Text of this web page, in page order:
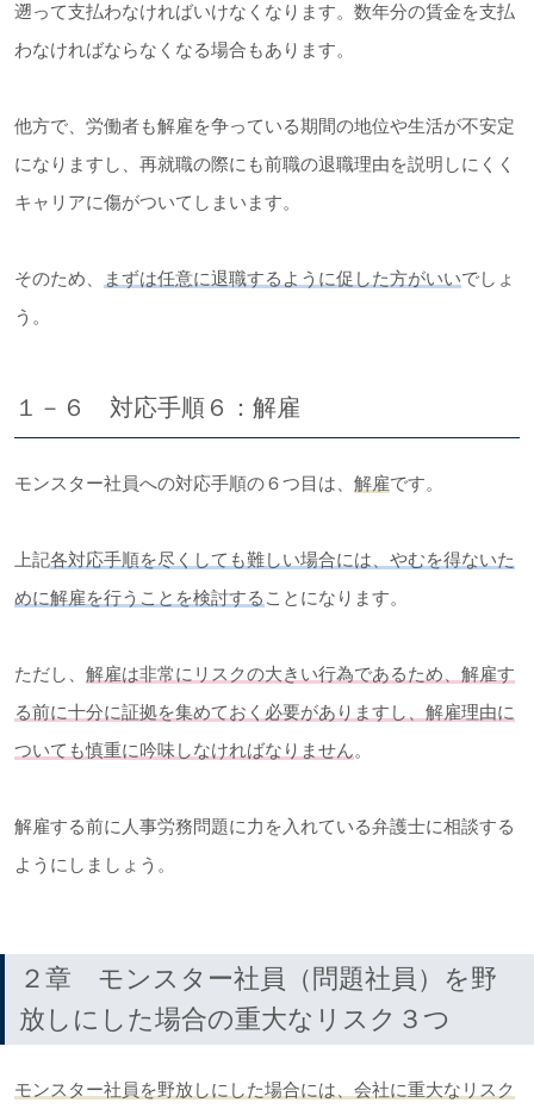
遡って支払わなければいけなくなります。数年分の賃金を支払
わなければならなくなる場合もあります。
他方で、労働者も解雇を争っている期間の地位や生活が不安定
になりますし、再就職の際にも前職の退職理由を説明しにくく
キャリアに傷がついてしまいます。
そのため、 まずは任意に退職するように促した方がいいでしょ
う。
１－６ 対応手順６：解雇
モンスター社員への対応手順の６つ目は、 解雇です。
上記各対応手順を尽くしても難しい場合には、やむを得ないた
めに解雇を行うことを検討する ことになります。
ただし、 解雇は非常にリスクの大きい行為であるため、解雇す
る前に十分に証拠を集めておく必要がありますし、解雇理由に
ついても慎重に吟味しなければなりません。
解雇する前に人事労務問題に力を入れている弁護士に相談する
ようにしましょう。
２章 モンスター社員（問題社員）を野
放しにした場合の重大なリスク３つ
モンスター社員を野放しにした場合には、会社に重大なリスク